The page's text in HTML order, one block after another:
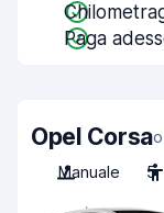
Paga
Opel Corsa
Manuale
5